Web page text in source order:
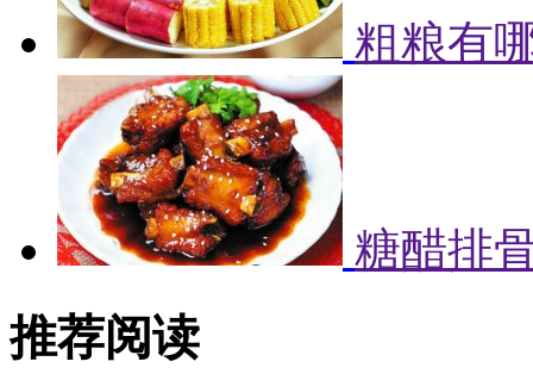
粗粮有
糖醋排
推荐阅读